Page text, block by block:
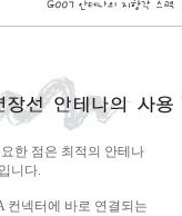
한 점은 최적의 안테나
니다.
컨넥터에 바로 연결되는